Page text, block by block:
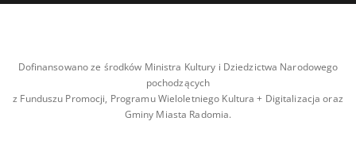
Dofinansowano ze środków Ministra Kultury i Dziedzictwa Narodowego
pochodzących
z Funduszu Promocji, Programu Wieloletniego Kultura + Digitalizacja oraz
Gminy Miasta Radomia.